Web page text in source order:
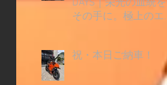
DAYS｜栄光の血統を
その手に。極上のエ
祝・本日ご納車！